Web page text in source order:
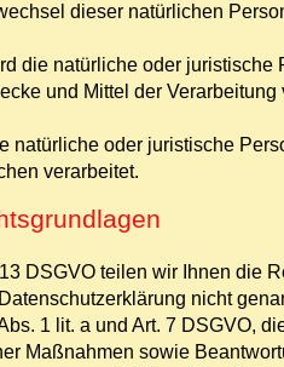
dieser natürlichen
die natürliche oder
und Mittel der
natürliche oder juristische
verarbeitet.
DSGVO teilen wir Ihnen die
nicht
1 lit. a und Art. 7 DSGVO,
Maßnahmen sowie